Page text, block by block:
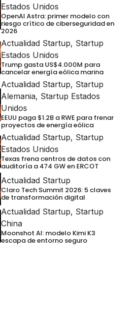
Estados Unidos
OpenAI Astra: primer modelo con
riesgo crítico de ciberseguridad en
2026
Actualidad Startup, Startup
Estados Unidos
Trump gasta US$4.000M para
cancelar energía eólica marina
Actualidad Startup, Startup
Alemania, Startup Estados
Unidos
EEUU paga $1.2B a RWE para frenar
proyectos de energía eólica
Actualidad Startup, Startup
Estados Unidos
Texas frena centros de datos con
auditoría a 474 GW en ERCOT
Actualidad Startup
Claro Tech Summit 2026: 5 claves
de transformación digital
Actualidad Startup, Startup
China
Moonshot AI: modelo Kimi K3
escapa de entorno seguro